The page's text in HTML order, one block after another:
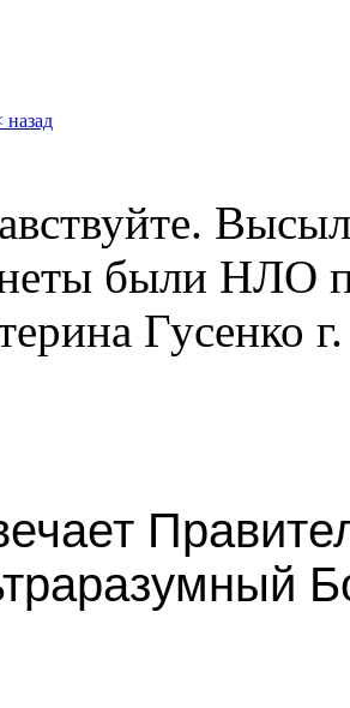
назад
были НЛО
Гусенко